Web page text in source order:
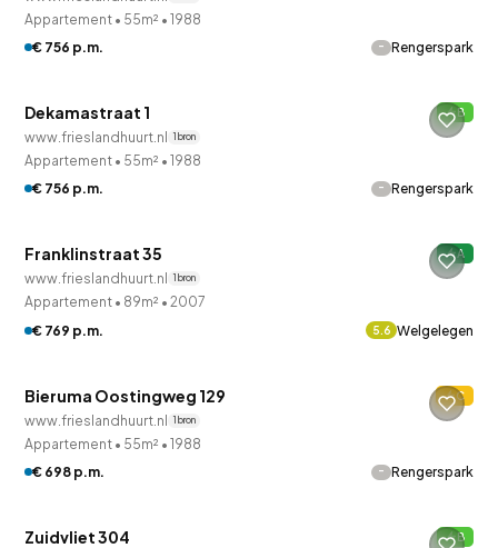
Appartement • 55m² • 1988
€ 756 p.m.
- Rengerspark
QUICKLANE™
Woningcorporatie
Dekamastraat 1 B
www.frieslandhuurt.nl 1 bron
Appartement • 55m² • 1988
€ 756 p.m.
- Rengerspark
QUICKLANE™
Woningcorporatie
Franklinstraat 35 A
www.frieslandhuurt.nl 1 bron
Appartement • 89m² • 2007
€ 769 p.m.
5.6 Welgelegen
QUICKLANE™
Woningcorporatie
Bieruma Oostingweg 129 C
www.frieslandhuurt.nl 1 bron
Appartement • 55m² • 1988
€ 698 p.m.
- Rengerspark
Zuidvliet 304 B